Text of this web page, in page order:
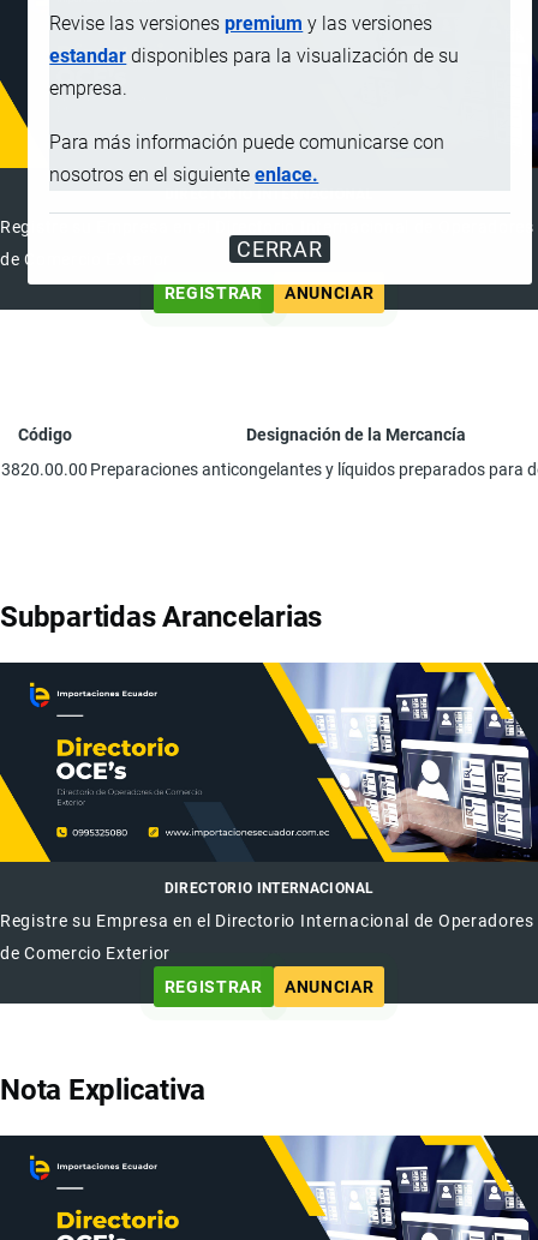
Revise las versionespremium y las versiones
estandar disponibles para la visualización de su
empresa.
Para más información puede comunicarse con
nosotros en el siguienteenlace.
CERRAR
Registre su Empresa en el Directorio Internacional de Operadores
de Comercio Exterior
REGISTRAR
ANUNCIAR
Código
Designación de la Mercancía
3820.00.00 Preparaciones anticongelantes y líquidos preparados para
Subpartidas Arancelarias
DIRECTORIO INTERNACIONAL
Registre su Empresa en el Directorio Internacional de Operadores
de Comercio Exterior
REGISTRAR
ANUNCIAR
Nota Explicativa